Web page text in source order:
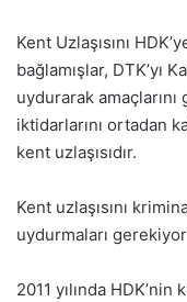
Kent Uzlaşısını
bağlamışlar, DTK’yı
uydurarak
iktidarlarını ortadan
kent uzlaşısıdır.
Kent uzlaşısını
uydurmaları
2011 yılında